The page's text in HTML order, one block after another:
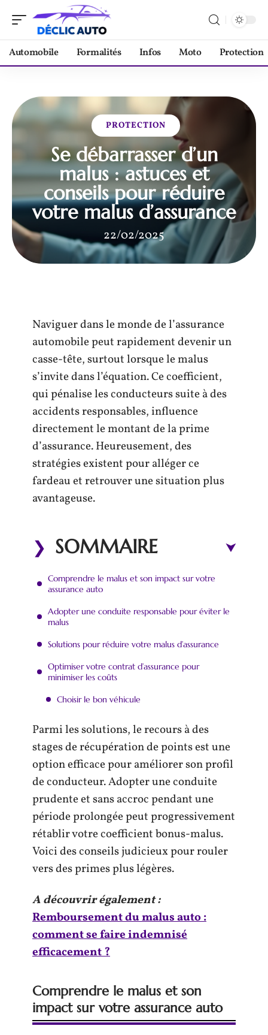
Automobile Formalités Infos Moto Protection
PROTECTION
Se débarrasser d’un
malus : astuces et
conseils pour réduire
votre malus d’assurance
22/02/2025
Naviguer dans le monde de l’assurance
automobile peut rapidement devenir un
casse-tête, surtout lorsque le malus
s’invite dans l’équation. Ce coefficient,
qui pénalise les conducteurs suite à des
accidents responsables, influence
directement le montant de la prime
d’assurance. Heureusement, des
stratégies existent pour alléger ce
fardeau et retrouver une situation plus
avantageuse.
SOMMAIRE
Comprendre le malus et son impact sur votre
assurance auto
Adopter une conduite responsable pour éviter le
malus
Solutions pour réduire votre malus d’assurance
Optimiser votre contrat d’assurance pour
minimiser les coûts
Choisir le bon véhicule
Parmi les solutions, le recours à des
stages de récupération de points est une
option efficace pour améliorer son profil
de conducteur. Adopter une conduite
prudente et sans accroc pendant une
période prolongée peut progressivement
rétablir votre coefficient bonus-malus.
Voici des conseils judicieux pour rouler
vers des primes plus légères.
A découvrir également :
Remboursement du malus auto :
comment se faire indemnisé
efficacement ?
Comprendre le malus et son
impact sur votre assurance auto